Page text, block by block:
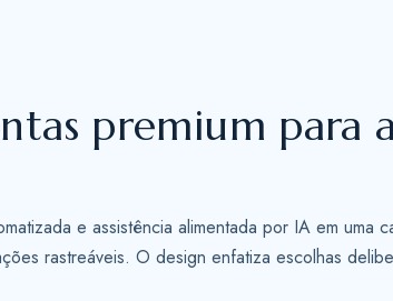
premium para
e assistência alimentada por IA em uma
rastreáveis. O design enfatiza escolhas